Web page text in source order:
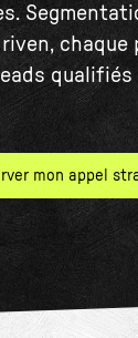
chaque
qualifiés
mon appel